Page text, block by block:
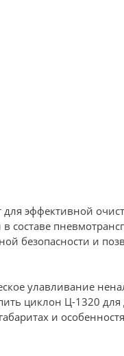
эффективной
составе
безопасности и
улавливание
циклон Ц-1320
и